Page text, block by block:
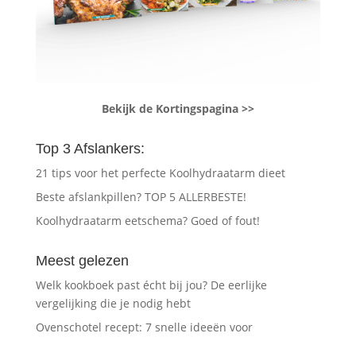
Bekijk de Kortingspagina >>
Top 3 Afslankers:
21 tips voor het perfecte Koolhydraatarm dieet
Beste afslankpillen? TOP 5 ALLERBESTE!
Koolhydraatarm eetschema? Goed of fout!
Meest gelezen
Welk kookboek past écht bij jou? De eerlijke
vergelijking die je nodig hebt
Ovenschotel recept: 7 snelle ideeën voor